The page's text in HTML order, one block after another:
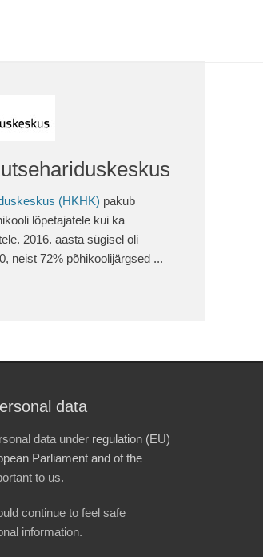
(HKHK) pakub
lõpetajatele kui ka
2016. aasta sügisel oli
neist 72% põhikoolijärgsed ...
data
data under regulation (EU)
Parliament and of the
to us.
continue to feel safe
information.